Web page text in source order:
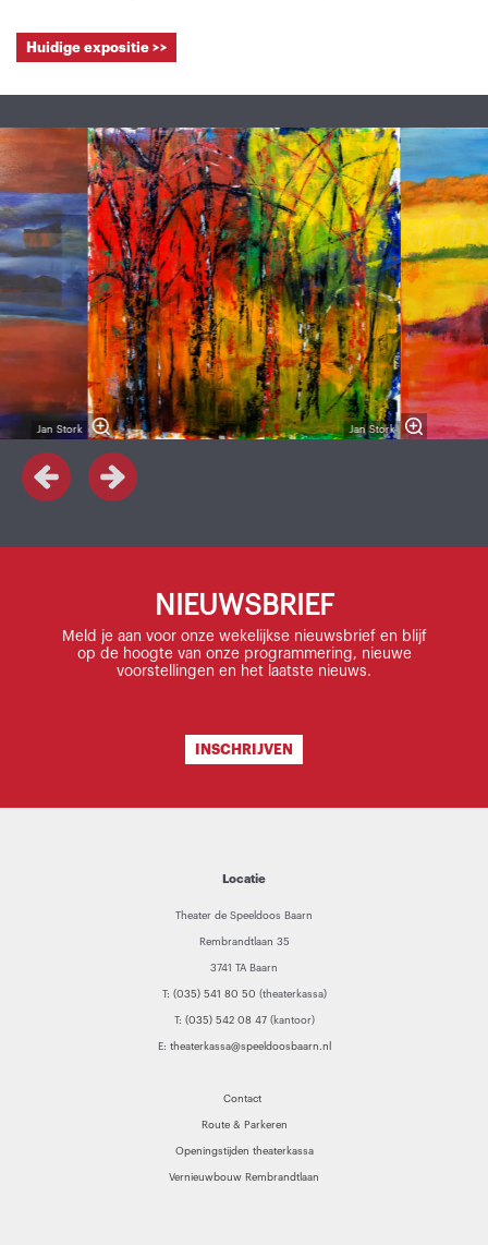
Huidige expositie >>
Overslaan
Jan Stork Jan Stork
NIEUWSBRIEF
Meld je aan voor onze wekelijkse nieuwsbrief en blijf
op de hoogte van onze programmering, nieuwe
voorstellingen en het laatste nieuws.
INSCHRIJVEN
Locatie
Theater de Speeldoos Baarn
Rembrandtlaan 35
3741 TA Baarn
T: (035) 541 80 50 (theaterkassa)
T: (035) 542 08 47(kantoor)
E: theaterkassa@speeldoosbaarn.nl
Contact
Route & Parkeren
Openingstijden theaterkassa
Vernieuwbouw Rembrandtlaan